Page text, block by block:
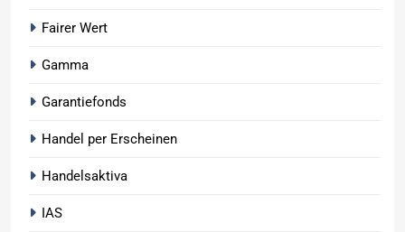
Fairer Wert
Gamma
Garantiefonds
Handel per Erscheinen
Handelsaktiva
IAS